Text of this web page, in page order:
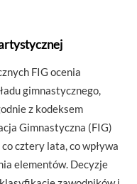
FIG ocenia
gimnastycznego,
z kodeksem
Gimnastyczna (FIG)
cztery lata, co wpływa
elementów. Decyzje